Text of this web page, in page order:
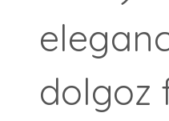
dolgoz